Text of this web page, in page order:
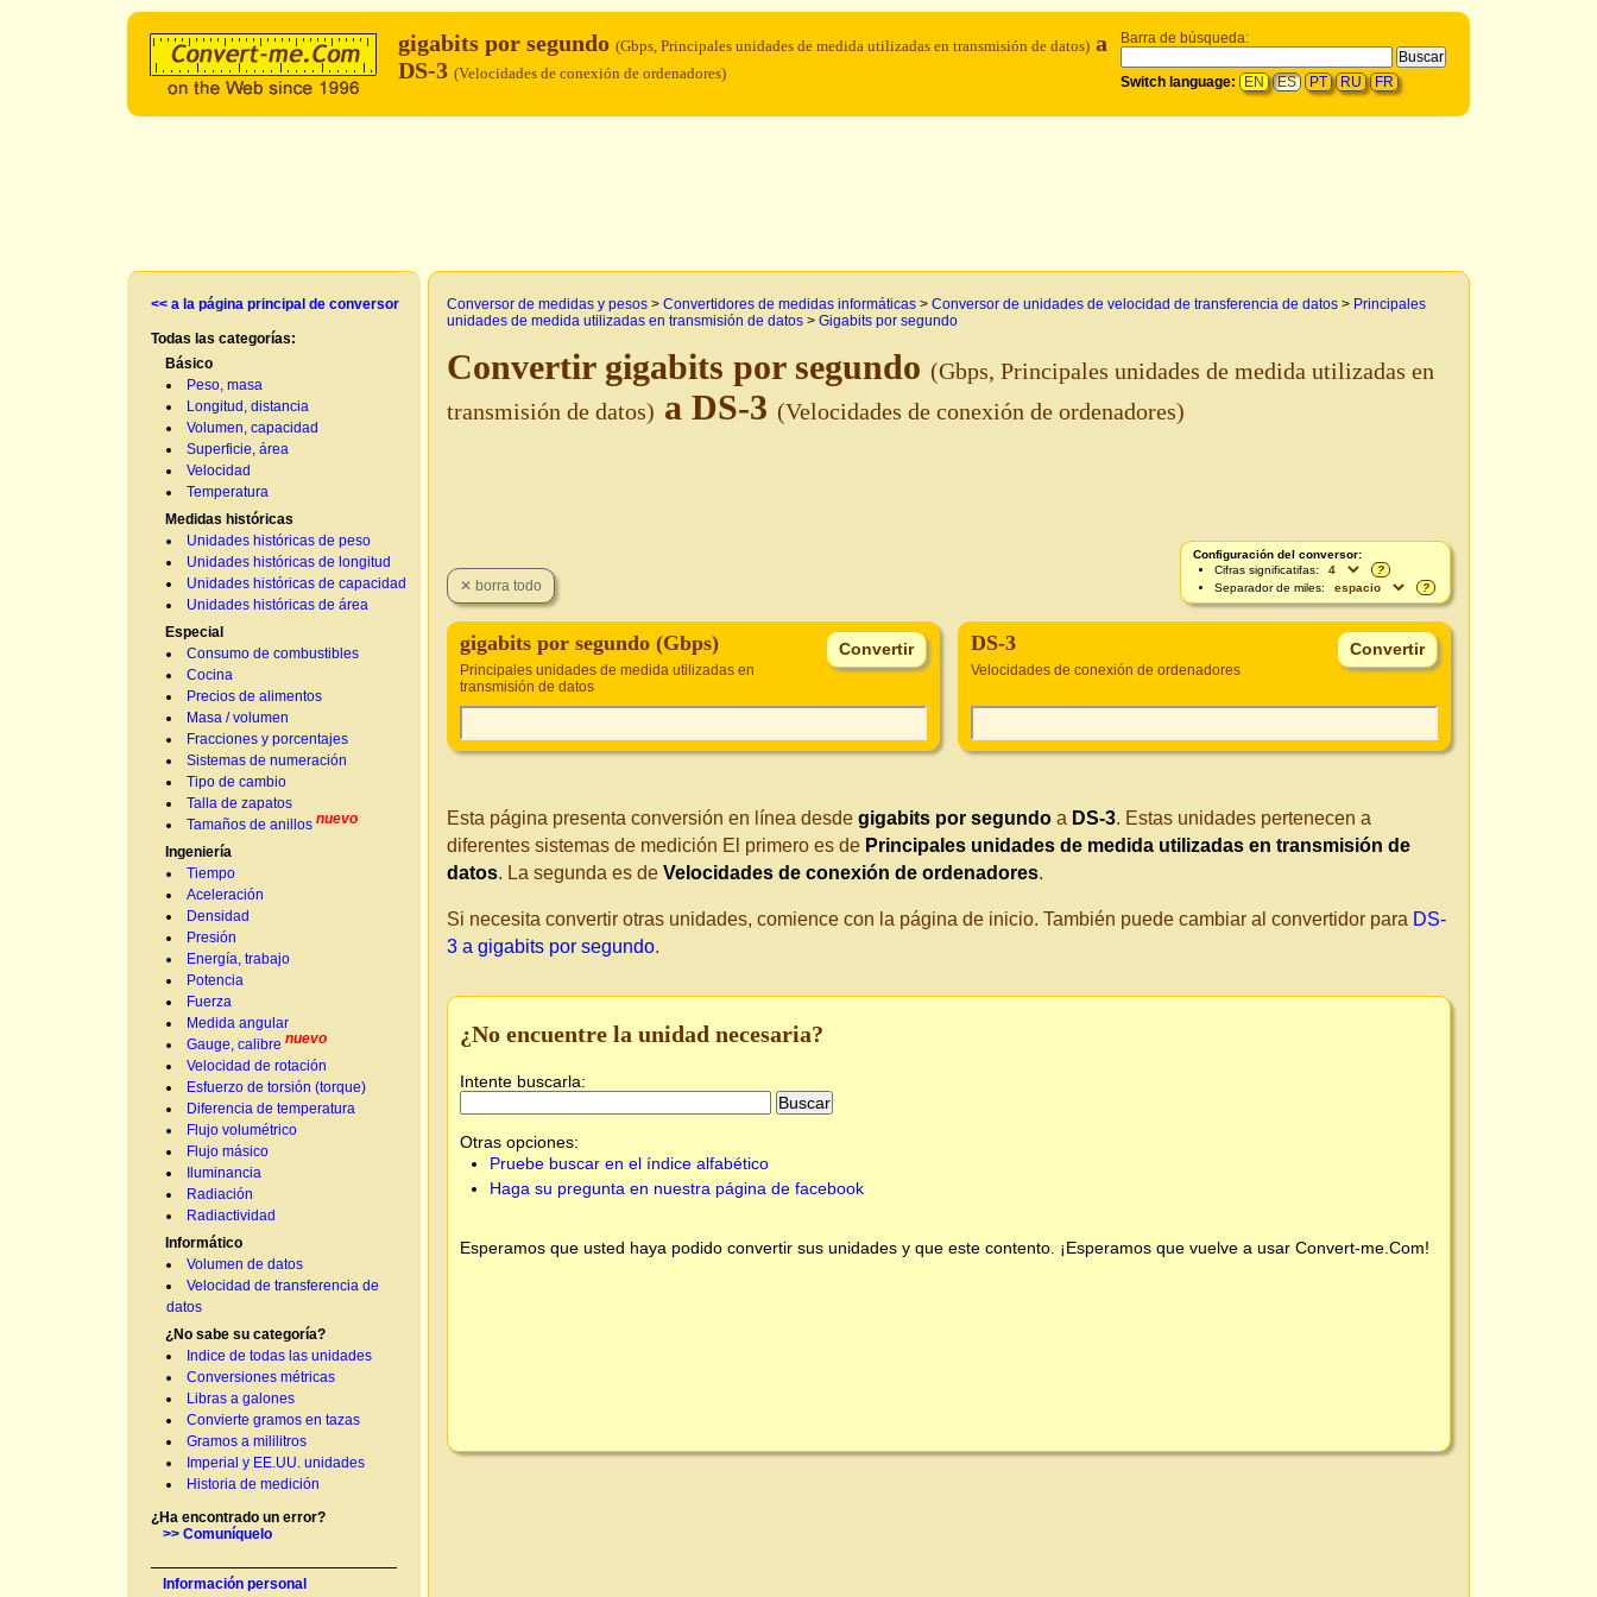
Barra de búsqueda:
Switch language: EN ES PT RU FR
gigabits por segundo (Gbps, Principales unidades de medida utilizadas en transmisión de datos) a
DS-3 (Velocidades de conexión de ordenadores)
<< a la página principal de conversor
Todas las categorías:
Básico
Peso, masa
Longitud, distancia
Volumen, capacidad
Superficie, área
Velocidad
Temperatura
Medidas históricas
Unidades históricas de peso
Unidades históricas de longitud
Unidades históricas de capacidad
Unidades históricas de área
Especial
Consumo de combustibles
Cocina
Precios de alimentos
Masa / volumen
Fracciones y porcentajes
Sistemas de numeración
Tipo de cambio
Talla de zapatos
Tamaños de anillos nuevo
Ingeniería
Tiempo
Aceleración
Densidad
Presión
Energía, trabajo
Potencia
Fuerza
Medida angular
Gauge, calibre nuevo
Velocidad de rotación
Esfuerzo de torsión (torque)
Diferencia de temperatura
Flujo volumétrico
Flujo másico
Iluminancia
Radiación
Radiactividad
Informático
Volumen de datos
Velocidad de transferencia de
datos
¿No sabe su categoría?
Indice de todas las unidades
Conversiones métricas
Libras a galones
Convierte gramos en tazas
Gramos a mililitros
Imperial y EE.UU. unidades
Historia de medición
¿Ha encontrado un error?
>> Comuníquelo
Información personal
Conversor de medidas y pesos > Convertidores de medidas informáticas > Conversor de unidades de velocidad de transferencia de datos > Principales
unidades de medida utilizadas en transmisión de datos > Gigabits por segundo
Convertir gigabits por segundo (Gbps, Principales unidades de medida utilizadas en
transmisión de datos) a DS-3 (Velocidades de conexión de ordenadores)
Configuración del conversor:
Cifras significatifas:
?
Separador de miles:
?
gigabits por segundo (Gbps)
Principales unidades de medida utilizadas en
transmisión de datos
DS-3
Velocidades de conexión de ordenadores
Esta página presenta conversión en línea desde gigabits por segundo a DS-3. Estas unidades pertenecen a
diferentes sistemas de medición El primero es de Principales unidades de medida utilizadas en transmisión de
datos. La segunda es de Velocidades de conexión de ordenadores.
Si necesita convertir otras unidades, comience con la página de inicio. También puede cambiar al convertidor para DS-
3 a gigabits por segundo.
¿No encuentre la unidad necesaria?
Intente buscarla:
Otras opciones:
Pruebe buscar en el índice alfabético
Haga su pregunta en nuestra página de facebook
Esperamos que usted haya podido convertir sus unidades y que este contento. ¡Esperamos que vuelve a usar Convert-me.Com!